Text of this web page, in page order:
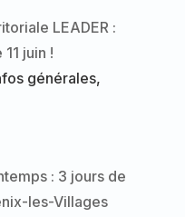
LEADER :
juin !
générales,
: 3 jours de
les-Villages